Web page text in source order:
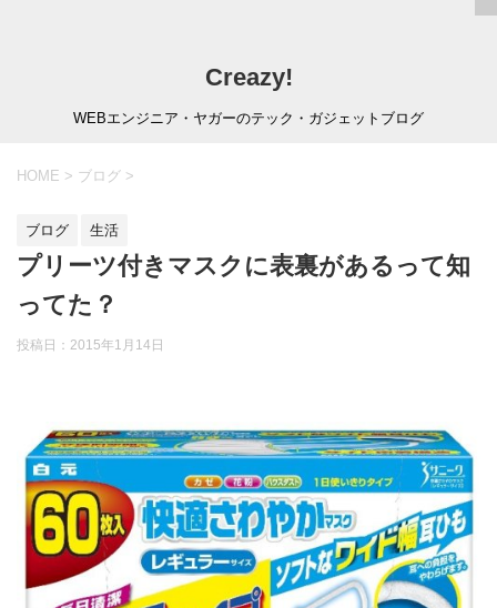
Creazy!
WEBエンジニア・ヤガーのテック・ガジェットブログ
HOME > ブログ >
ブログ 生活
プリーツ付きマスクに表裏があるって知
ってた？
投稿日： 2015年1月14日